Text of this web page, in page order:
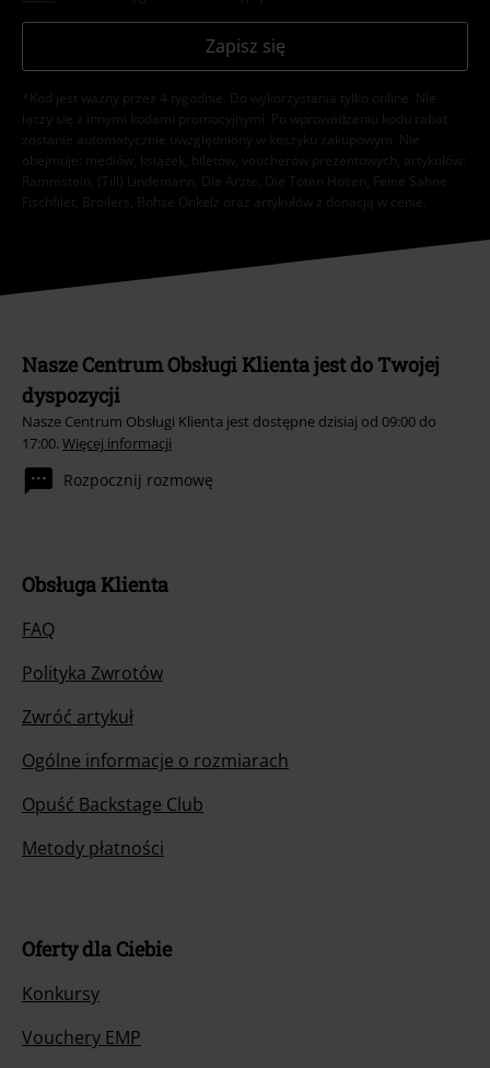
Zapisz się
*Kod jest ważny przez 4 tygodnie. Do wykorzystania tylko online. NIe
łączy się z innymi kodami promocyjnymi. Po wprowadzeniu kodu rabat
zostanie automatycznie uwzględniony w koszyku zakupowym. Nie
obejmuje: mediów, książek, biletów, voucherów prezentowych, artykułów:
Rammstein, (Till) Lindemann, Die Ärzte, Die Toten Hosen, Feine Sahne
Fischfilet, Broilers, Böhse Onkelz oraz artykułów z donacją w cenie.
Nasze Centrum Obsługi Klienta jest do Twojej
dyspozycji
Nasze Centrum Obsługi Klienta jest dostępne dzisiaj od 09:00 do
17:00. Więcej informacji
Rozpocznij rozmowę
Obsługa Klienta
FAQ
Polityka Zwrotów
Zwróć artykuł
Ogólne informacje o rozmiarach
Opuść Backstage Club
Metody płatności
Oferty dla Ciebie
Konkursy
Vouchery EMP